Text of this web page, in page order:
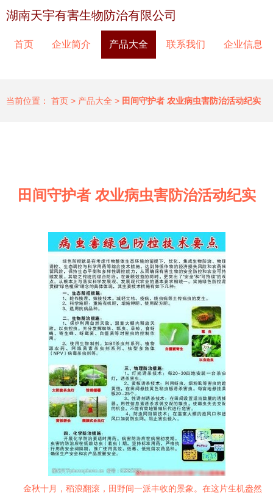
湖南天宇有害生物防治有限公司
首页 企业简介 产品大全 联系我们 企业信息
当前位置： 首页 > 产品大全 > 田间守护者 农业病虫害防治活动纪实
田间守护者 农业病虫害防治活动纪实
金秋十月，稻浪翻滚，田野间一派丰收的景象。在这片生机盎然